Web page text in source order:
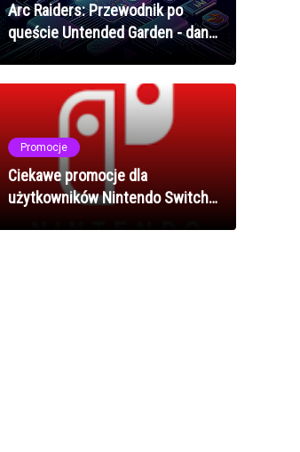
Arc Raiders: Przewodnik po
queście Untended Garden - dane
z hydroponicznych kopuł
Promocje
Ciekawe promocje dla
użytkowników Nintendo Switch